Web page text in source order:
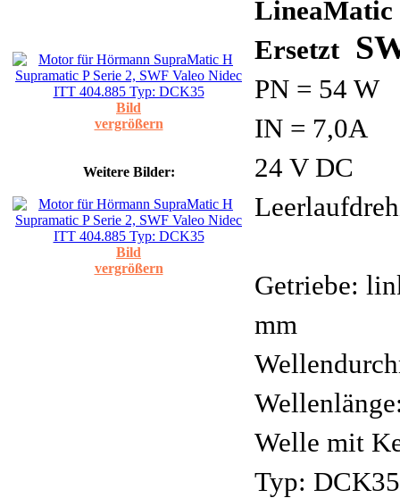
Bild
vergrößern
Weitere Bilder:
Bild
vergrößern
LineaMatic
Ersetzt
PN = 54 W
IN = 7,0A
24 V DC
Getriebe:
mm
Welle mit
Typ: DCK35